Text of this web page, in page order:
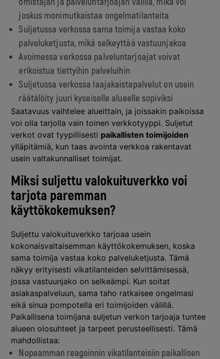
joskus monimutkaistaa ongelmatilanteita
Suljetussa verkossa sama toimija vastaa koko
palveluketjusta, mikä selkeyttää vastuunjakoa
Avoimessa verkossa palveluntarjoajat voivat
erikoistua tiettyihin palveluihin
Suljetussa verkossa laajakaistapalvelut on usein
räätälöity juuri kyseiselle alueelle sopiviksi
Saatavuus vaihtelee alueittain, ja joissakin paikoissa
voi olla tarjolla vain toinen verkkotyyppi. Suljetut
verkot ovat tyypillisesti paikallisten toimijoiden
ylläpitämiä, kun taas avointa verkkoa rakentavat
usein valtakunnalliset toimijat.
Miksi suljettu valokuituverkko voi
tarjota paremman
käyttökokemuksen?
Suljettu valokuituverkko tarjoaa usein
kokonaisvaltaisemman käyttökokemuksen, koska
sama toimija vastaa koko palveluketjusta. Tämä
näkyy erityisesti vikatilanteiden selvittämisessä,
jossa vastuunjako on selkeämpi. Kun soitat
asiakaspalveluun, sama taho ratkaisee ongelmasi
eikä sinua pompotella eri toimijoiden välillä.
Paikallisena toimijana suljetun verkon tarjoaja tuntee
alueen olosuhteet ja tarpeet perusteellisesti. Tämä
mahdollistaa:
Nopeamman reagoinnin vikatilanteisiin paikallisen